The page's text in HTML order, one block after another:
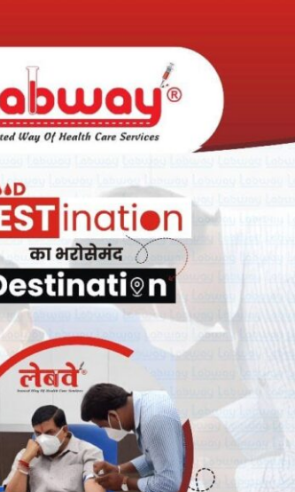
में अप्रत्याशित मौत के बाद इस एक्चेंज को
उपभोक्ताओं का करीब 14.50 करोड़ डॉलर फंस
कोटेन की दिसंबर में मौत हो जाने के कारण वह
हो गए हैं| कोटेन भारत में एक अनाथालय के
हो गई|
गए थे| यह हैकरों से बचाव के लिये किया गया
अचानक मौत से एक्सचेंज के समक्ष एक लाख से